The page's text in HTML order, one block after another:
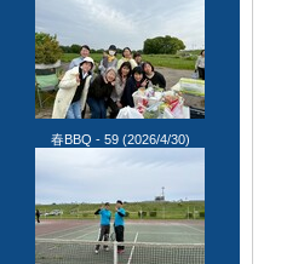
春BBQ - 59(2026/4/30)